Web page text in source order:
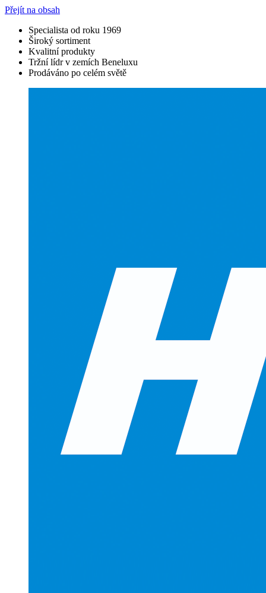
Přejít na obsah
Specialista od roku 1969
Široký sortiment
Kvalitní produkty
Tržní lídr v zemích Beneluxu
Prodáváno po celém světě